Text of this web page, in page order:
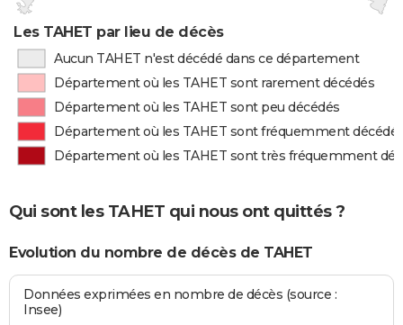
Les TAHET par lieu de décès
Aucun TAHET n'est décédé dans ce département
Département où les TAHET sont rarement décédés
Département où les TAHET sont peu décédés
Département où les TAHET sont fréquemment
Département où les TAHET sont très fréquemment
Qui sont les TAHET qui nous ont quittés ?
Evolution du nombre de décès de TAHET
Données exprimées en nombre de décès (source :
Insee)